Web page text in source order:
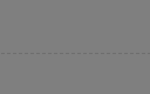
encuentras el vuelo más barato.